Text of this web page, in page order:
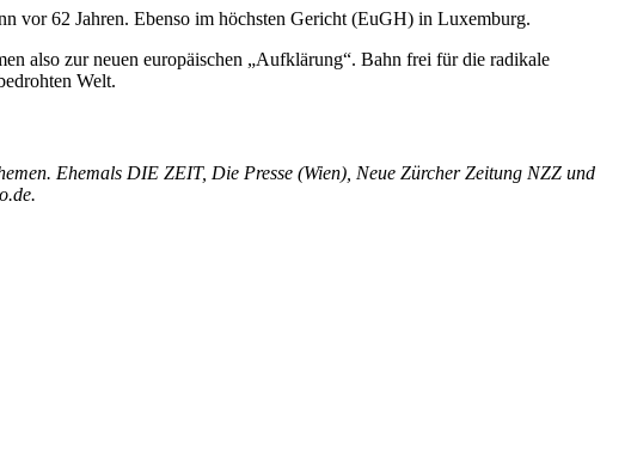
vor 62 Jahren. Ebenso im höchsten Gericht (EuGH) in Luxemburg.
also zur neuen europäischen „Aufklärung“. Bahn frei für die radikale
Welt.
Ehemals DIE ZEIT, Die Presse (Wien), Neue Zürcher Zeitung NZZ und